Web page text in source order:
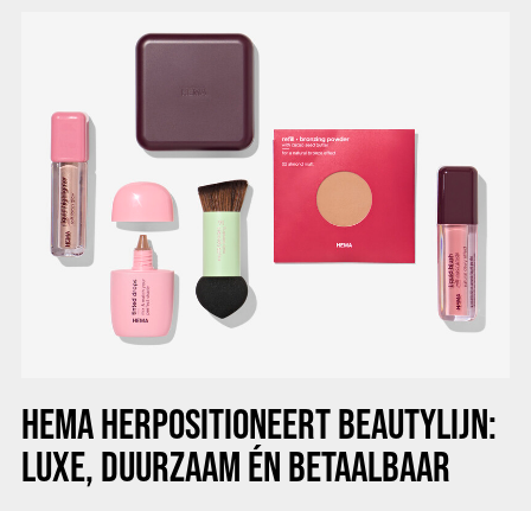
HEMA HERPOSITIONEERT BEAUTYLIJN:
LUXE, DUURZAAM ÉN BETAALBAAR